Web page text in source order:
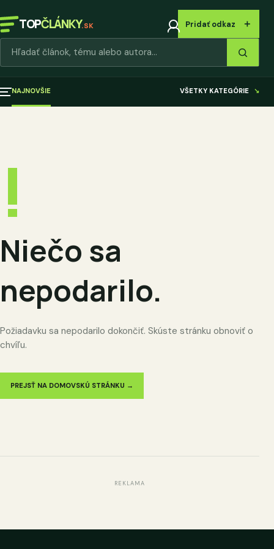
TOPČLÁNKY.SK Pridať odkaz ＋
NAJNOVŠIE VŠETKY KATEGÓRIE ↘
!
Niečo sa
nepodarilo.
Požiadavku sa nepodarilo dokončiť. Skúste stránku obnoviť o
chvíľu.
PREJSŤ NA DOMOVSKÚ STRÁNKU →
REKLAMA